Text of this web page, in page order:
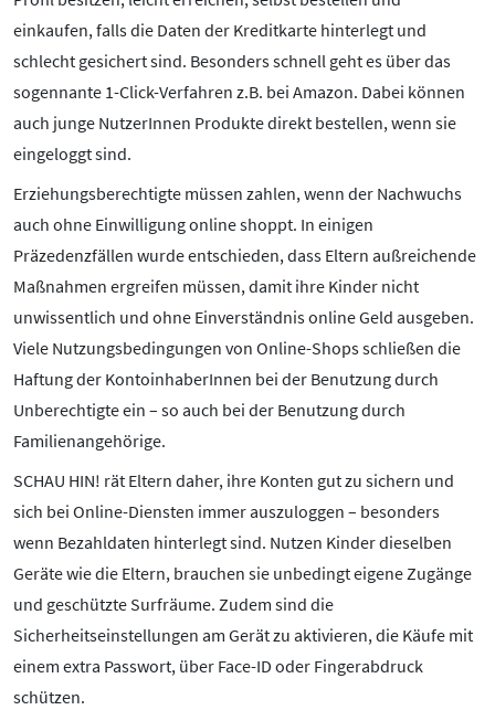
einkaufen, falls die Daten der Kreditkarte hinterlegt und
schlecht gesichert sind. Besonders schnell geht es über das
sogennante 1-Click-Verfahren z.B. bei Amazon. Dabei können
auch junge NutzerInnen Produkte direkt bestellen, wenn sie
eingeloggt sind.
Erziehungsberechtigte müssen zahlen, wenn der Nachwuchs
auch ohne Einwilligung online shoppt. In einigen
Präzedenzfällen wurde entschieden, dass Eltern außreichende
Maßnahmen ergreifen müssen, damit ihre Kinder nicht
unwissentlich und ohne Einverständnis online Geld ausgeben.
Viele Nutzungsbedingungen von Online-Shops schließen die
Haftung der KontoinhaberInnen bei der Benutzung durch
Unberechtigte ein – so auch bei der Benutzung durch
Familienangehörige.
SCHAU HIN! rät Eltern daher, ihre Konten gut zu sichern und
sich bei Online-Diensten immer auszuloggen – besonders
wenn Bezahldaten hinterlegt sind. Nutzen Kinder dieselben
Geräte wie die Eltern, brauchen sie unbedingt eigene Zugänge
und geschützte Surfräume. Zudem sind die
Sicherheitseinstellungen am Gerät zu aktivieren, die Käufe mit
einem extra Passwort, über Face-ID oder Fingerabdruck
schützen.